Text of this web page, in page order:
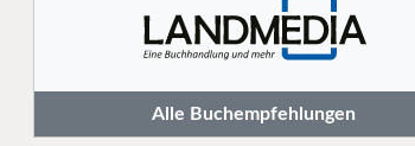
Alle Buchempfehlungen